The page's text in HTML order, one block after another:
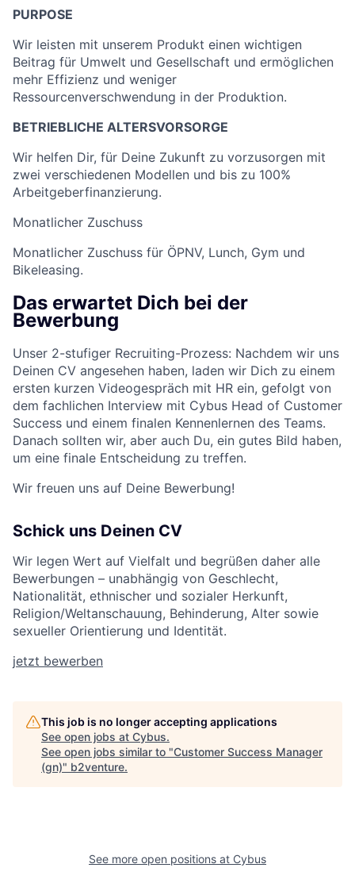
PURPOSE
Wir leisten mit unserem Produkt einen wichtigen
Beitrag für Umwelt und Gesellschaft und ermöglichen
mehr Effizienz und weniger
Ressourcenverschwendung in der Produktion.
BETRIEBLICHE ALTERSVORSORGE
Wir helfen Dir, für Deine Zukunft zu vorzusorgen mit
zwei verschiedenen Modellen und bis zu 100%
Arbeitgeberfinanzierung.
Monatlicher Zuschuss
Monatlicher Zuschuss für ÖPNV, Lunch, Gym und
Bikeleasing.
Das erwartet Dich bei der
Bewerbung
Unser 2-stufiger Recruiting-Prozess: Nachdem wir uns
Deinen CV angesehen haben, laden wir Dich zu einem
ersten kurzen Videogespräch mit HR ein, gefolgt von
dem fachlichen Interview mit Cybus Head of Customer
Success und einem finalen Kennenlernen des Teams.
Danach sollten wir, aber auch Du, ein gutes Bild haben,
um eine finale Entscheidung zu treffen.
Wir freuen uns auf Deine Bewerbung!
Schick uns Deinen CV
Wir legen Wert auf Vielfalt und begrüßen daher alle
Bewerbungen – unabhängig von Geschlecht,
Nationalität, ethnischer und sozialer Herkunft,
Religion/Weltanschauung, Behinderung, Alter sowie
sexueller Orientierung und Identität.
jetzt bewerben
This job is no longer accepting applications
See open jobs at Cybus.
See open jobs similar to "Customer Success Manager
(gn)" b2venture.
See more open positions at Cybus